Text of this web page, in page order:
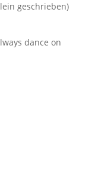
geschrieben)
dance on